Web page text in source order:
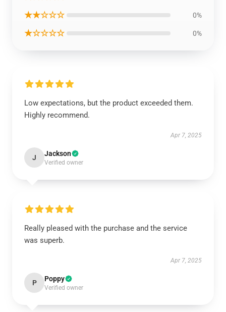
★★☆☆☆ 0%
★☆☆☆☆ 0%
Low expectations, but the product exceeded them.
Highly recommend.
Apr 7, 2025
J Jackson
Verified owner
Really pleased with the purchase and the service
was superb.
Apr 7, 2025
P Poppy
Verified owner